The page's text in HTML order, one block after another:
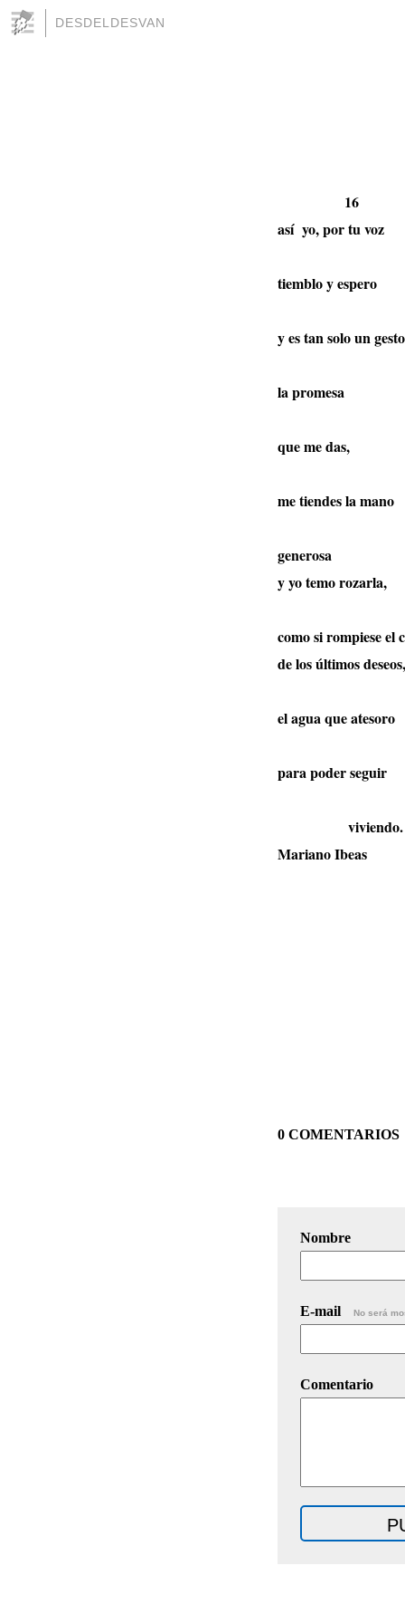
DESDELDESVAN
16
así yo, por tu voz
tiemblo y espero
y es tan solo un gesto
la promesa
que me das,
me tiendes la mano
generosa
y yo temo rozarla,
como si rompiese el
de los últimos deseos,
el agua que atesoro
para poder seguir
viviendo.
Mariano Ibeas
0 COMENTARIOS
Nombre
E-mail No será
Comentario